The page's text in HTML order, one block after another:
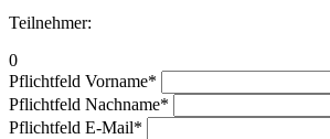
Teilnehmer:
0
Pflichtfeld Vorname*
Pflichtfeld Nachname*
Pflichtfeld E-Mail*